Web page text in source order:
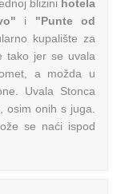
blizini hotela
i "Punte od
kupalište za
tako jer se uvala
a možda u
Uvala Stonca
osim onih s juga.
se naći ispod